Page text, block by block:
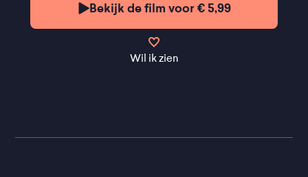
Bekijk de film voor € 5,99
Wil ik zien